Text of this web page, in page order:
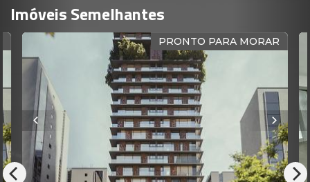
Imóveis Semelhantes
PRONTO PARA MORAR